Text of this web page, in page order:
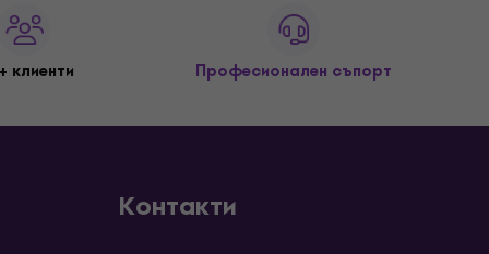
клиенти Професионален съпорт
Контакти